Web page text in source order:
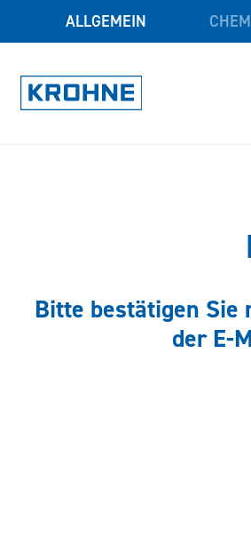
ALLGEMEIN
Bitte bestätigen Sie
der E-